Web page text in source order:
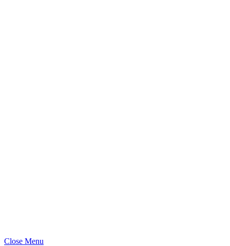
Close Menu